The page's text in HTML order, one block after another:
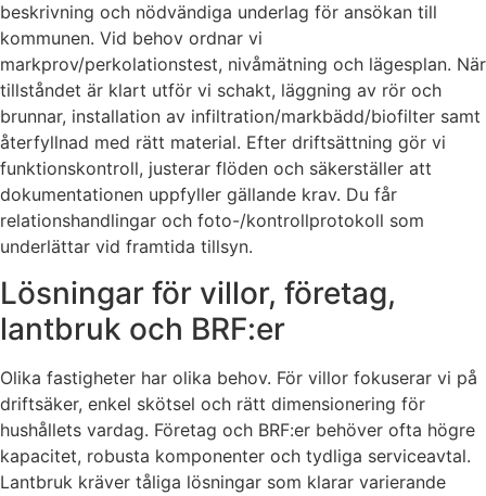
beskrivning och nödvändiga underlag för ansökan till
kommunen. Vid behov ordnar vi
markprov/perkolationstest, nivåmätning och lägesplan. När
tillståndet är klart utför vi schakt, läggning av rör och
brunnar, installation av infiltration/markbädd/biofilter samt
återfyllnad med rätt material. Efter driftsättning gör vi
funktionskontroll, justerar flöden och säkerställer att
dokumentationen uppfyller gällande krav. Du får
relationshandlingar och foto-/kontrollprotokoll som
underlättar vid framtida tillsyn.
Lösningar för villor, företag,
lantbruk och BRF:er
Olika fastigheter har olika behov. För villor fokuserar vi på
driftsäker, enkel skötsel och rätt dimensionering för
hushållets vardag. Företag och BRF:er behöver ofta högre
kapacitet, robusta komponenter och tydliga serviceavtal.
Lantbruk kräver tåliga lösningar som klarar varierande